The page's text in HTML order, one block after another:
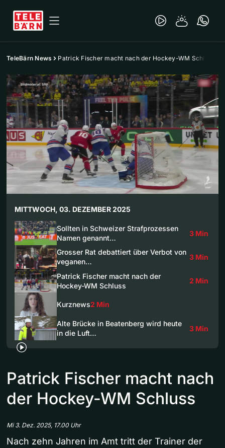
TeleBärn News Patrick Fischer macht nach der Hockey-WM Schluss
MITTWOCH, 03. DEZEMBER 2025
Sollten in Schweizer Strafprozessen
Namen genannt…
3 Min
Grosser Rat debattiert über Verbot von
veganen…
3 Min
Patrick Fischer macht nach der
Hockey-WM Schluss
2 Min
Kurznews2 Min
Alte Brücke in Beatenberg wird heute
in die Luft…
3 Min
Patrick Fischer macht nach
der Hockey-WM Schluss
Mi 3. Dez. 2025, 17.00 Uhr
Nach zehn Jahren im Amt tritt der Trainer der